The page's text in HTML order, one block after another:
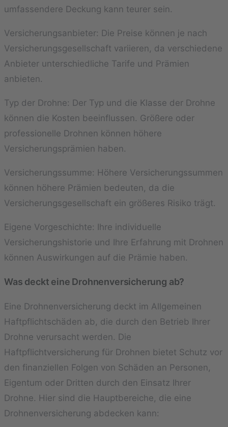
umfassendere Deckung kann teurer sein.
Versicherungsanbieter: Die Preise können je nach
Versicherungsgesellschaft variieren, da verschiedene
Anbieter unterschiedliche Tarife und Prämien
anbieten.
Typ der Drohne: Der Typ und die Klasse der Drohne
können die Kosten beeinflussen. Größere oder
professionelle Drohnen können höhere
Versicherungsprämien haben.
Versicherungssumme: Höhere Versicherungssummen
können höhere Prämien bedeuten, da die
Versicherungsgesellschaft ein größeres Risiko trägt.
Eigene Vorgeschichte: Ihre individuelle
Versicherungshistorie und Ihre Erfahrung mit Drohnen
können Auswirkungen auf die Prämie haben.
Was deckt eine Drohnenversicherung ab?
Eine Drohnenversicherung deckt im Allgemeinen
Haftpflichtschäden ab, die durch den Betrieb Ihrer
Drohne verursacht werden. Die
Haftpflichtversicherung für Drohnen bietet Schutz vor
den finanziellen Folgen von Schäden an Personen,
Eigentum oder Dritten durch den Einsatz Ihrer
Drohne. Hier sind die Hauptbereiche, die eine
Drohnenversicherung abdecken kann: